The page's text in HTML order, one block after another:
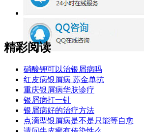
精彩阅读
硝酸钾可以治银屑病吗
红皮病银屑病 苏金单抗
重庆银屑病华肤诊疗
银屑病打一针
银屑病好的治疗方法
点滴型银屑病是不是只能等自愈